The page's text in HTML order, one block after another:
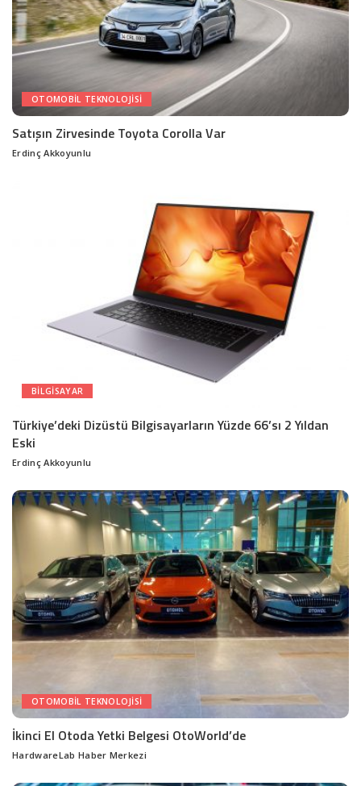
OTOMOBIL TEKNOLOJISI
Satışın Zirvesinde Toyota Corolla Var
Posted
Erdinç Akkoyunlu
BILGISAYAR
Türkiye’deki Dizüstü Bilgisayarların Yüzde 66’sı 2 Yıldan
Eski
Posted
Erdinç Akkoyunlu
OTOMOBIL TEKNOLOJISI
İkinci El Otoda Yetki Belgesi OtoWorld’de
Posted
HardwareLab Haber Merkezi